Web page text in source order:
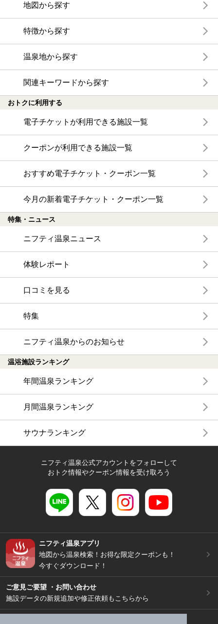
地図から探す
特徴から探す
温泉地から探す
関連キーワードから探す
おトクに利用する
電子チケットが利用できる施設一覧
クーポンが利用できる施設一覧
おすすめ電子チケット・クーポン一覧
今月の新着電子チケット・クーポン一覧
特集・ニュース
ニフティ温泉ニュース
体験レポート
口コミを見る
特集
ニフティ温泉からのお知らせ
温浴施設ランキング
年間温泉ランキング
月間温泉ランキング
サウナランキング
ニフティ温泉公式アカウントをフォローして
おトク情報やクーポン情報を受け取ろう
ニフティ温泉アプリ
地図から温泉検索！お得な限定クーポンも！
今すぐダウンロード！
ご意見ご要望 ・お問い合わせ
施設データの新規追加や修正依頼もこちらから